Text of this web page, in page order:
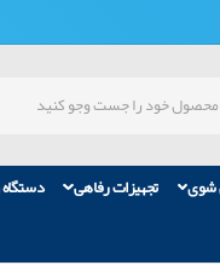
شوی تجهیزات رفاهی